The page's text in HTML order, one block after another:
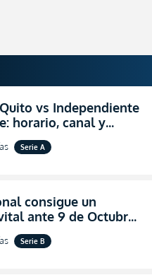
vs Independiente
horario, canal y
EN VIVO el
por la fecha 24 de la
Serie A
consigue un
ante 9 de Octubre
la fe en la
Serie B